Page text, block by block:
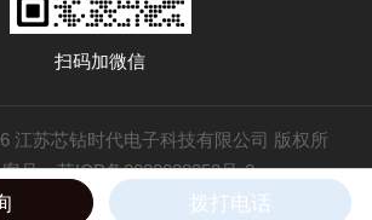
扫码加微信
江苏芯钻时代电子科技有限公司 版权所
号：苏ICP备2022028353号-2
工仪器网 管理登录 sitemap.xml
拨打电话